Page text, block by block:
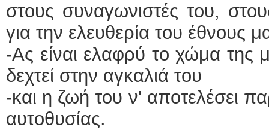
στους συναγωνιστές του,
για την ελευθερία του έθνους
-Ας είναι ελαφρύ το χώμα της
δεχτεί στην αγκαλιά του
-και η ζωή του ν' αποτελέσει
αυτοθυσίας.